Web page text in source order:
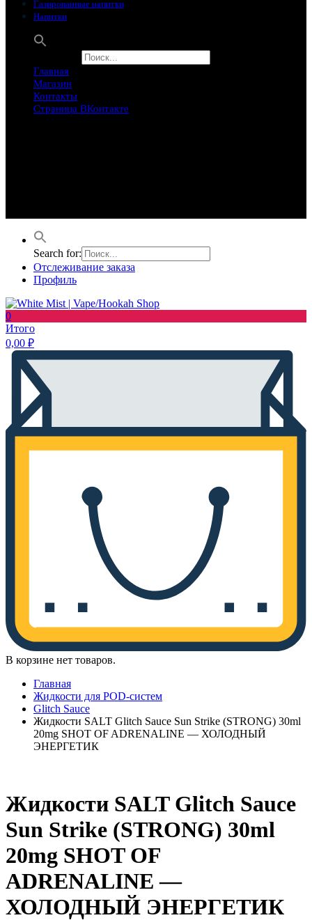
Газированные напитки
Напитки
Главная
Магазин
Контакты
Страница ВКонтакте
Search for:
Отслеживание заказа
Профиль
0
Итого
0,00 ₽
В корзине нет товаров.
Главная
Жидкости для POD-систем
Glitch Sauce
Жидкости SALT Glitch Sauce Sun Strike (STRONG) 30ml
20mg SHOT OF ADRENALINE — ХОЛОДНЫЙ
ЭНЕРГЕТИК
Жидкости SALT Glitch Sauce
Sun Strike (STRONG) 30ml
20mg SHOT OF
ADRENALINE —
ХОЛОДНЫЙ ЭНЕРГЕТИК